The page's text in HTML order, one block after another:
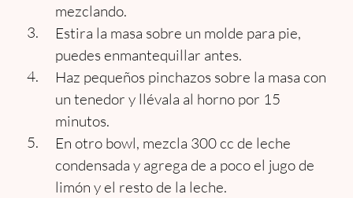
mezclando.
Estira la masa sobre un molde para pie,
puedes enmantequillar antes.
Haz pequeños pinchazos sobre la masa con
un tenedor y llévala al horno por 15
minutos.
En otro bowl, mezcla 300 cc de leche
condensada y agrega de a poco el jugo de
limón y el resto de la leche.